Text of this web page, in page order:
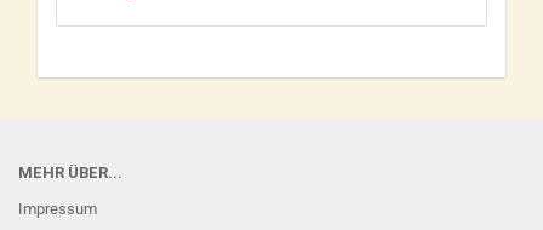
MEHR ÜBER...
Impressum